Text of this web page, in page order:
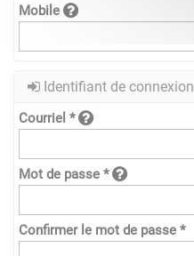
Mobile
Identifiant de connexion
Courriel *
Mot de passe *
Confirmer le mot de passe *